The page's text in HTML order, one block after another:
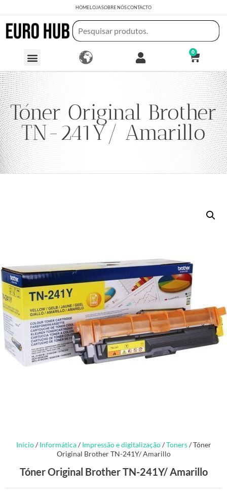
HOMELOJASOBRE NÓSCONTACTO
0
Tóner Original Brother
TN-241Y/ Amarillo
Início/ Informática/ Impressão e digitalização/Toners/ Tóner
Original Brother TN-241Y/ Amarillo
Tóner Original Brother TN-241Y/ Amarillo